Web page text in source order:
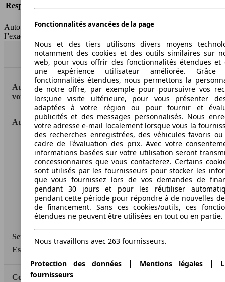
Responsabilité civile
AutoScout24 France SAS décline toute responsabilité concernant
l''exactitude des indications fournies.
Haut
AutoScout24: la plus grande plateforme en ligne de
voitures en Europe
AutoScout24
A propos d'AutoScout24
Conditions d'utilisation
Informations légales
Protection des données
Accessibility Statement
Service
Espace Pro
Contact
Fonctionnalités avancées de la page
Nous et des tiers utilisons divers moyens
notamment des cookies et des outils similaires sur
web, pour vous offrir des fonctionnalités étendues et
une expérience utilisateur améliorée.
fonctionnalités étendues, nous permettons la
de notre offre, par exemple pour poursuivre vos
lors;une visite ultérieure, pour vous présenter
adaptées à votre région ou pour fournir et
publicités et des messages personnalisés. Nous
votre adresse e-mail localement lorsque vous la
des recherches enregistrées, des véhicules favoris
cadre de l'évaluation des prix. Avec votre
informations basées sur votre utilisation seront
concessionnaires que vous contacterez. Certains
sont utilisés par les fournisseurs pour stocker les
que vous fournissez lors de vos demandes de
pendant 30 jours et pour les réutiliser
pendant cette période pour répondre à de nouvelles
de financement. Sans ces cookies/outils, ces
étendues ne peuvent être utilisées en tout ou en partie.
Nous travaillons avec 263 fournisseurs.
Protection des données | Mentions légales|
fournisseurs